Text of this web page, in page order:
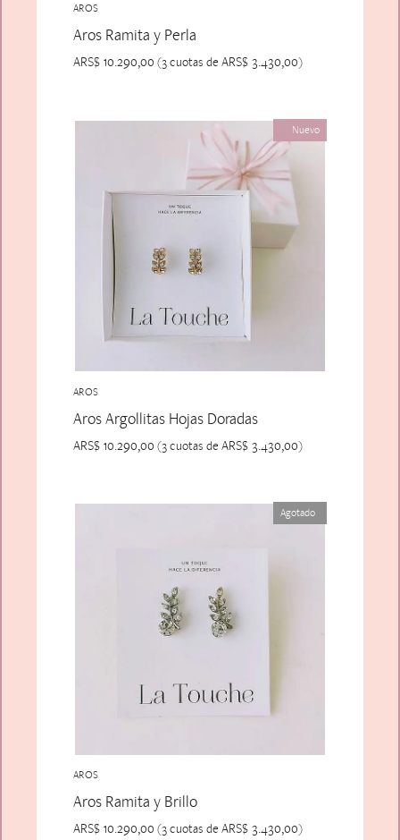
AROS
Aros Ramita y Perla
ARS$10.290,00 (3 cuotas de ARS$3.430,00)
AROS
Nuevo
Aros Argollitas Hojas Doradas
ARS$10.290,00 (3 cuotas de ARS$3.430,00)
AROS
Agotado
Aros Ramita y Brillo
ARS$10.290,00 (3 cuotas de ARS$3.430,00)